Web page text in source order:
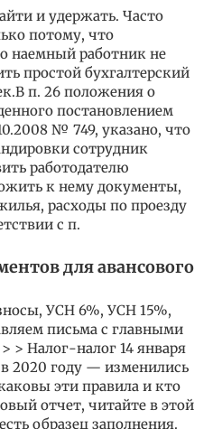
и удержать. Часто
потому, что
наемный работник не
простой бухгалтерский
п. 26 положения о
постановлением
№ 749, указано, что
сотрудник
работодателю
к нему документы,
расходы по проезду
с п.
для авансового
УСН 6%, УСН 15%,
письма с главными
> Налог-налог 14 января
2020 году — изменились
эти правила и кто
отчет, читайте в этой
образец заполнения.